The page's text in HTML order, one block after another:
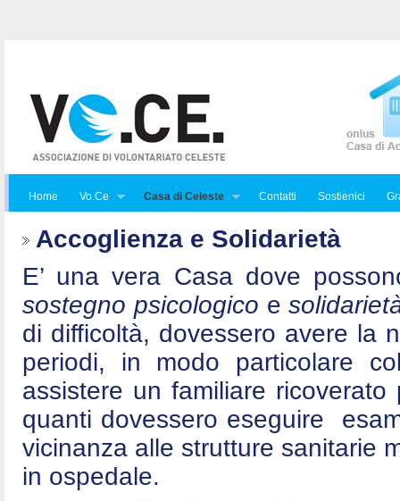
Home Vo.Ce Casa di Celeste Contatti Sostienici
Accoglienza e Solidarietà
E’ una vera Casa dove
sostegno psicologico e
di difficoltà, dovessero avere la
periodi, in modo particolare
assistere un familiare
quanti dovessero eseguire
vicinanza alle strutture sanitarie
in ospedale.